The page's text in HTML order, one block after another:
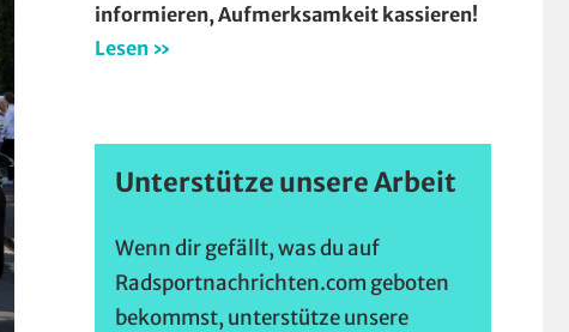
informieren, Aufmerksamkeit kassieren!
Lesen »
Unterstütze unsere Arbeit
Wenn dir gefällt, was du auf
Radsportnachrichten.com geboten
bekommst, unterstütze unsere